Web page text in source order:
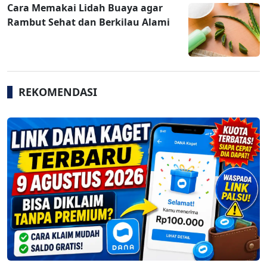
Cara Memakai Lidah Buaya agar
Rambut Sehat dan Berkilau Alami
REKOMENDASI